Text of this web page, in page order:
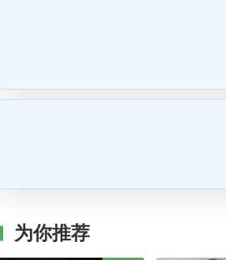
为你推荐